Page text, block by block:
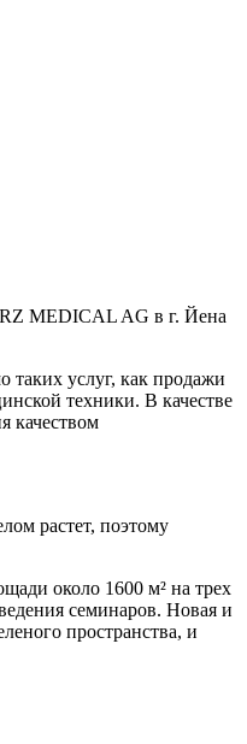
MEDICAL AG в г. Йена
таких услуг, как продажи
техники. В качестве
качеством
растет, поэтому
около 1600 м² на трех
семинаров. Новая и
пространства, и